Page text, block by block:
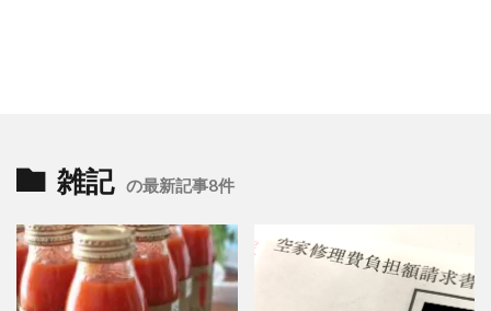
雑記 の最新記事8件